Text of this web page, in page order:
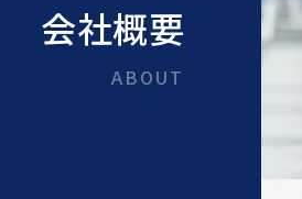
会社概要
ABOUT